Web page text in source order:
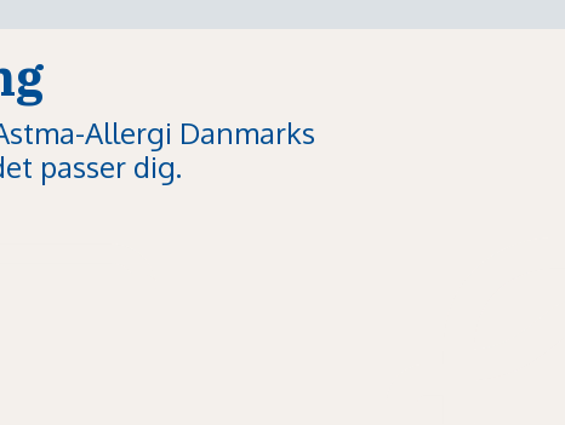
Allergi Danmarks
passer dig.